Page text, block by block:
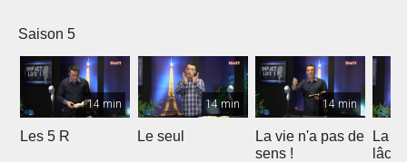
Saison 5
14 min
Les 5 R
14 min
Le seul
14 min
La vie n'a pas de
sens !
La